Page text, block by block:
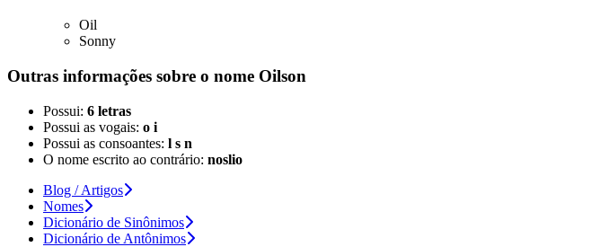
Oil
Sonny
Outras informações sobre o nome Oilson
Possui: 6 letras
Possui as vogais: o i
Possui as consoantes: l s n
O nome escrito ao contrário: noslio
Blog / Artigos
Nomes
Dicionário de Sinônimos
Dicionário de Antônimos